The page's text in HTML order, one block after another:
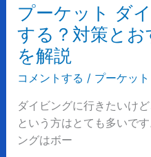
プーケット ダ
する？対策と
を解説
コメントする / プーケッ
ダイビングに行きたいけ
という方はとても多いで
ングはボー
い
す
る？
対
策
と
お
す
す